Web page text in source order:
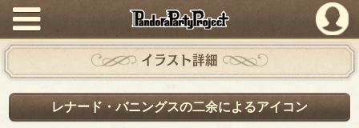
PandoraPartyProject
イラスト詳細
レナード・バニングスの二余によるアイコン